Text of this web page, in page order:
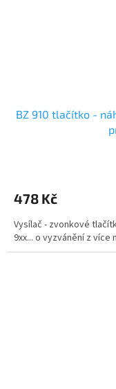
BZ 910 tlačítko -
478 Kč
Vysílač - zvonkové
9xx... o vyzvánění z